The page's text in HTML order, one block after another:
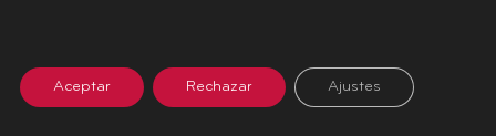
Aceptar Rechazar Ajustes